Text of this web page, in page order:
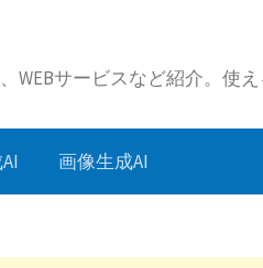
WEBサービスなど紹介。使
画像生成AI